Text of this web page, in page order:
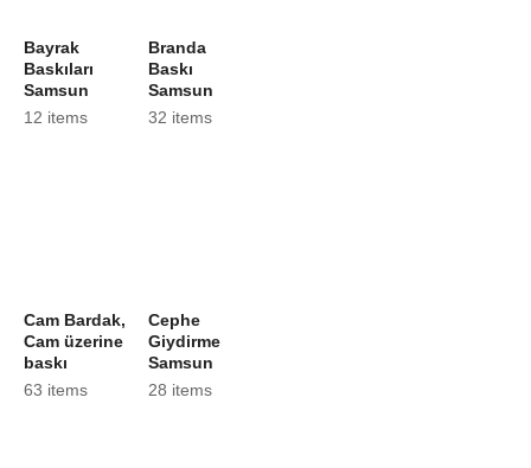
Bayrak
Baskıları
Samsun
12 items
Branda
Baskı
Samsun
32 items
Cam Bardak,
Cam üzerine
baskı
63 items
Cephe
Giydirme
Samsun
28 items